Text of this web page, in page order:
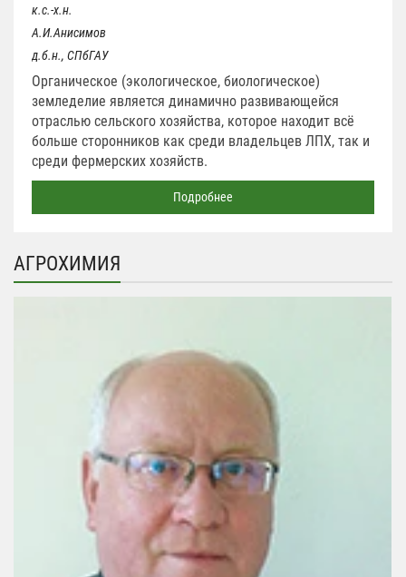
к.с.-х.н.
А.И.Анисимов
д.б.н., СПбГАУ
Органическое (экологическое, биологическое)
земледелие является динамично развивающейся
отраслью сельского хозяйства, которое находит всё
больше сторонников как среди владельцев ЛПХ, так и
среди фермерских хозяйств.
Подробнее
АГРОХИМИЯ